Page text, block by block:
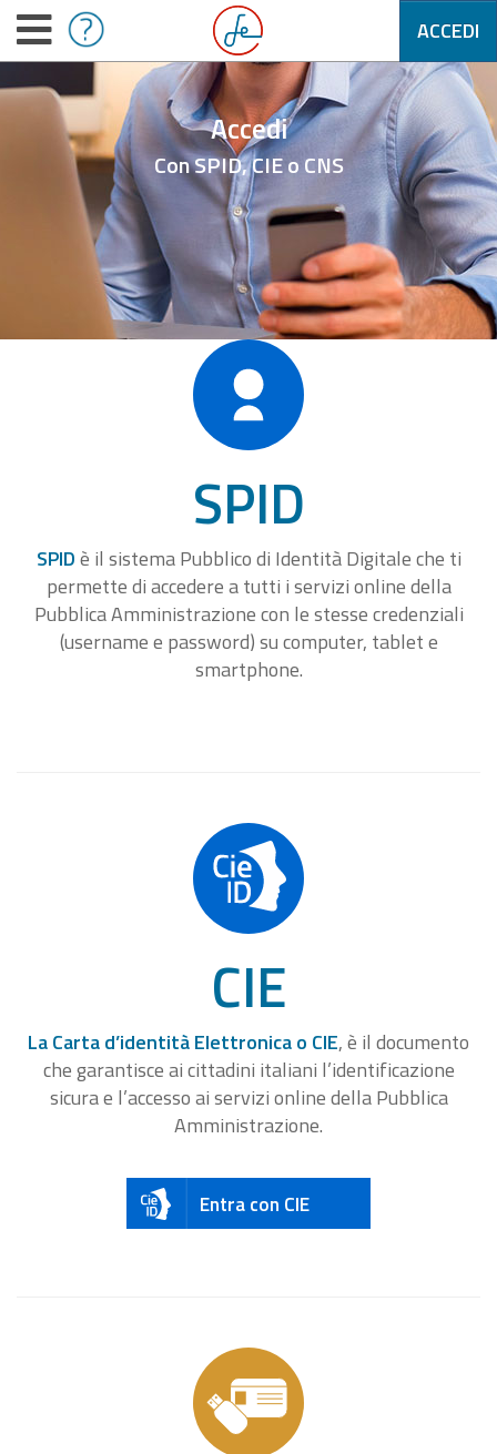
ACCEDI
Accedi
Con SPID, CIE o CNS
SPID
SPIDè il sistema Pubblico di Identità Digitale che ti
permette di accedere a tutti i servizi online della
Pubblica Amministrazione con le stesse credenziali
(username e password) su computer, tablet e
smartphone.
CIE
La Carta d’identità Elettronica o CIE, è il documento
che garantisce ai cittadini italiani l’identificazione
sicura e l’accesso ai servizi online della Pubblica
Amministrazione.
Entra con CIE